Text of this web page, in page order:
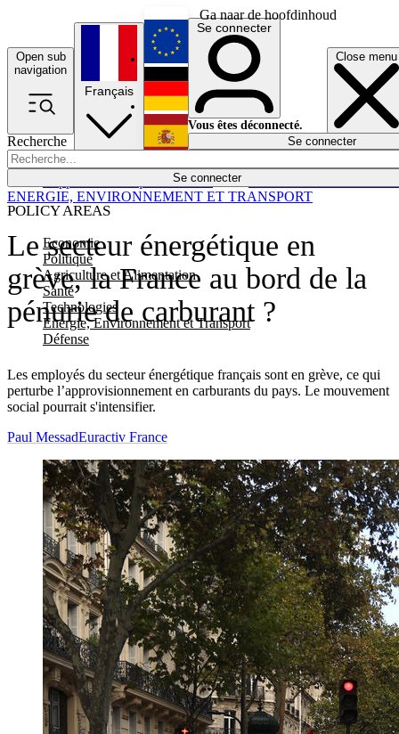
Ga naar de hoofdinhoud
Open sub
navigation
Close menu
Recherche
Se connecter
POLICY AREAS
Economie
Politique
Agriculture et Alimentation
Santé
Technologies
Energie, Environnement et Transport
Défense
Économie
Français
English
Deutsch
Español
Se connecter
Vous êtes déconnecté.
Se connecter
Le secteur énergétique en
grève, la France au bord de la
pénurie de carburant ?
Les employés du secteur énergétique français sont en grève, ce qui
perturbe l’approvisionnement en carburants du pays. Le mouvement
social pourrait s'intensifier.
ENERGIE, ENVIRONNEMENT ET TRANSPORT
Paul MessadEuractiv France